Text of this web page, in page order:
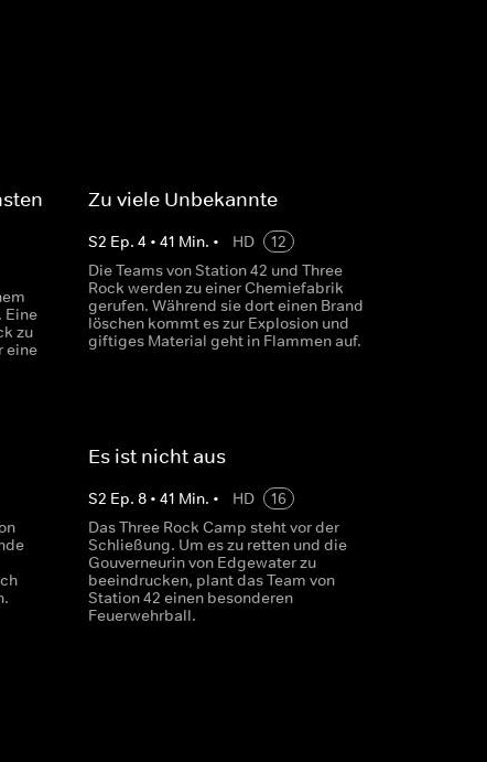
Eine
zu
eine
Zu viele Unbekannte
S2 Ep. 4 • 41 Min. • HD
12
Die Teams von Station 42 und Three
Rock werden zu einer Chemiefabrik
gerufen. Während sie dort einen Brand
löschen kommt es zur Explosion und
giftiges Material geht in Flammen auf.
Es ist nicht aus
S2 Ep. 8• 41 Min. • HD
16
Das Three Rock Camp steht vor der
Schließung. Um es zu retten und die
Gouverneurin von Edgewater zu
beeindrucken, plant das Team von
Station 42 einen besonderen
Feuerwehrball.